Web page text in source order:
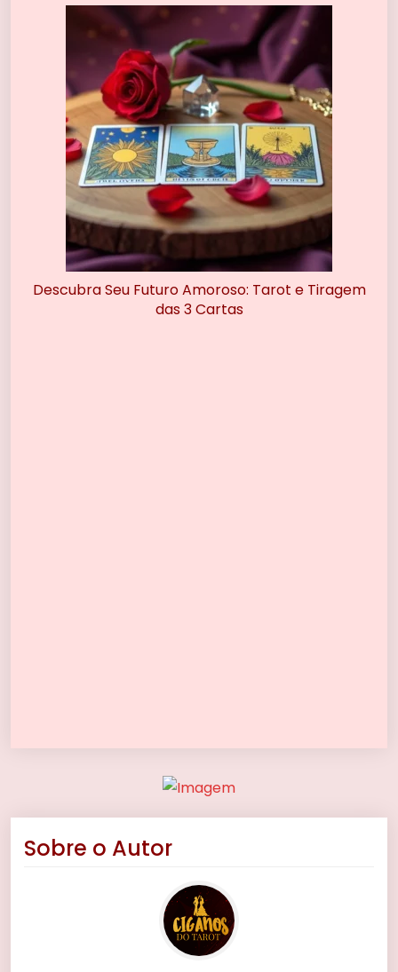
Descubra Seu Futuro Amoroso: Tarot e Tiragem
das 3 Cartas
Sobre o Autor